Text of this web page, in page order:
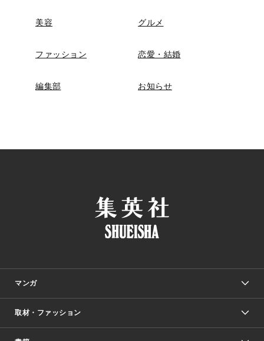
美容 グルメ
ファッション 恋愛・結婚
編集部 お知らせ
マンガ
少年マンガ
取材・ファッション